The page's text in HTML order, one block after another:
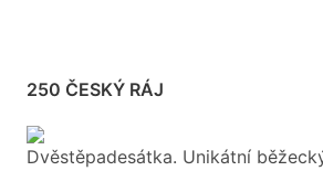
250 ČESKÝ RÁJ
Dvěstěpadesátka. Unikátní